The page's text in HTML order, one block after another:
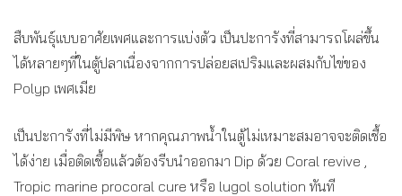
สืบพันธุ์แบบอาศัยเพศและการแบ่งตัว เป็นปะการังที่สามารถโผล่ขึ้น
ได้หลายๆที่ในตู้ปลาเนื่องจากการปล่อยสเปริมและผสมกับไข่ของ
Polyp เพศเมีย
เป็นปะการังที่ไม่มีพิษ หากคุณภาพน้ำในตู้ไม่เหมาะสมอาจจะติดเชื้อ
ได้ง่าย เมื่อติดเชื้อแล้วต้องรีบนำออกมา Dip ด้วย Coral revive ,
Tropic marine procoral cure หรือ lugol solution ทันที